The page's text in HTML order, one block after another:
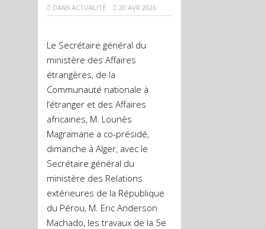
DANS ACTUALITÉ 20 AVR 2026
Le Secrétaire général du
ministère des Affaires
étrangères, de la
Communauté nationale à
l’étranger et des Affaires
africaines, M. Lounès
Magramane a co-présidé,
dimanche à Alger, avec le
Secrétaire général du
ministère des Relations
extérieures de la République
du Pérou, M. Eric Anderson
Machado, les travaux de la 5e